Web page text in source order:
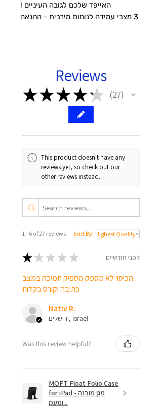
האייפד שלכם לגובה העיניים !
3 מצבי עמידה לנוחות מירבית - ההנאה
4/5 (2020/2022),
מספרי דגם (בכריכה האחורית)
A2316, A2324, A2325
A2588, A2589, A2591
iPad Pro 11 אינץ' 2/3/4
מספרי דגם (בכריכה האחורית)
A22289, A2068, A2230
A2377, A2459, A2301, A2460
(אייפד פרו 11 אינץ' דור 1 לא יעבוד עם
המגנטית.)
Reviews
★★★★★ 27
27
This product doesn't have any
reviews yet, so check out our
other reviews instead.
1 - 6 of 27 reviews Sort By:
★ ★ ★ ★ ★ לפני חודשיים
הכיסוי לא מספק מספיק תמיכה במצב
כתיבה וקורס בקלות
Nativ R.
ירושלים, Israel
Was this review helpful?
MOFT Float Folio Case
for iPad - מגן מובנה
ומעמ...